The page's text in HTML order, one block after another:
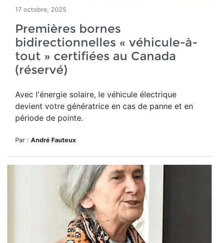
17 octobre, 2025
Premières bornes
bidirectionnelles « véhicule-à-
tout » certifiées au Canada
(réservé)
Avec l'énergie solaire, le véhicule électrique
devient votre génératrice en cas de panne et en
période de pointe.
Par : André Fauteux